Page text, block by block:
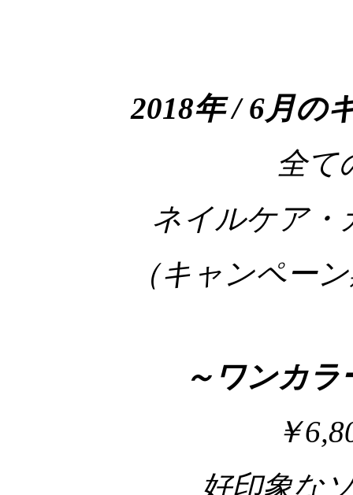
2018年 / 6月の
全て
ネイルケア・
（キャンペー
～ワンカ
￥
好印象な